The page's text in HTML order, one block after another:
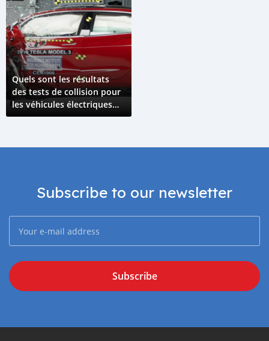
Quels sont les résultats
des tests de collision pour
les véhicules électriques
par rapport aaux véhicules
Subscribe to our newsletter
Subscribe